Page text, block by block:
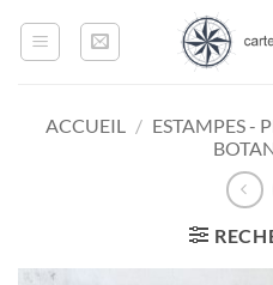
ACCUEIL / ESTAMPES -